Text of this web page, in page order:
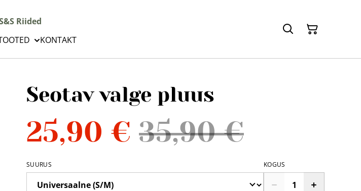
Riided
KONTAKT
Seotav valge pluus
25,90 € 35,90 €
SUURUS KOGUS